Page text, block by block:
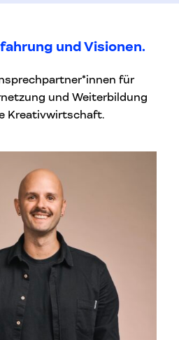
und Visionen.
für
und Weiterbildung
Kreativwirtschaft.